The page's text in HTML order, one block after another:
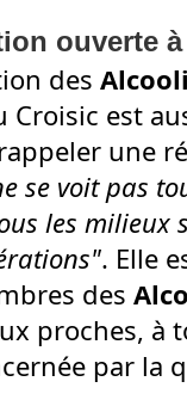
ouverte
des
Croisic est
une
se voit pas
les milieux
. Elle
des
proches, à
par la